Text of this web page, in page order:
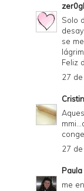
Solo
se
Feliz
27
27
Paula
me